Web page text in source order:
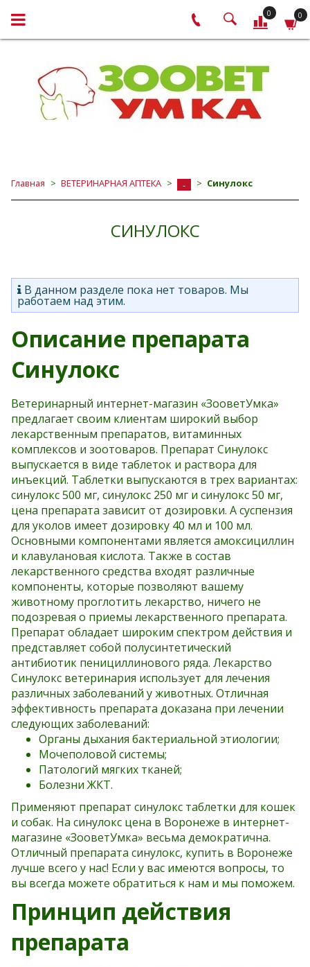
0 0
Главная ВЕТЕРИНАРНАЯ АПТЕКА - Синулокс
СИНУЛОКС
В данном разделе пока нет товаров. Мы
работаем над этим.
Описание препарата
Синулокс
Ветеринарный интернет-магазин «ЗооветУмка»
предлагает своим клиентам широкий выбор
лекарственным препаратов, витаминных
комплексов и зоотоваров. Препарат Синулокс
выпускается в виде таблеток и раствора для
инъекций. Таблетки выпускаются в трех вариантах:
синулокс 500 мг, синулокс 250 мг и синулокс 50 мг,
цена препарата зависит от дозировки. А суспензия
для уколов имеет дозировку 40 мл и 100 мл.
Основными компонентами является амоксициллин
и клавулановая кислота. Также в состав
лекарственного средства входят различные
компоненты, которые позволяют вашему
животному проглотить лекарство, ничего не
подозревая о приемы лекарственного препарата.
Препарат обладает широким спектром действия и
представляет собой полусинтетический
антибиотик пенициллинового ряда. Лекарство
Синулокс ветеринария использует для лечения
различных заболеваний у животных. Отличная
эффективность препарата доказана при лечении
следующих заболеваний:
Органы дыхания бактериальной этиологии;
Мочеполовой системы;
Патологий мягких тканей;
Болезни ЖКТ.
Применяют препарат синулокс таблетки для кошек
и собак. На синулокс цена в Воронеже в интернет-
магазине «ЗооветУмка» весьма демократична.
Отличный препарата синулокс, купить в Воронеже
лучше всего у нас! Если у вас имеются вопросы, то
вы всегда можете обратиться к нам и мы поможем.
Принцип действия
препарата